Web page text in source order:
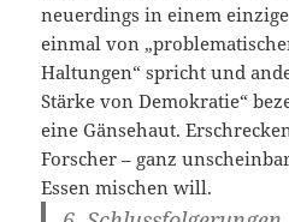
neuerdings in einem
einmal von
Haltungen“ spricht und
Stärke von Demokratie“
eine Gänsehaut.
Forscher – ganz
Essen mischen will.